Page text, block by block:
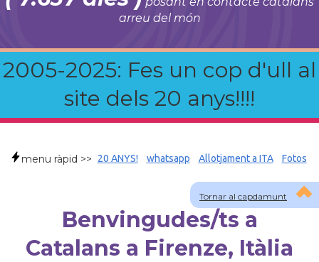
arreu del món
2005-2025: Fes un cop d'ull al
site dels 20 anys!!!!
Tornar al capdamunt
menu ràpid >> 20 ANYS! whatsapp Allotjament a ITA Fotos
Benvingudes/ts a
Catalans a Firenze, Itàlia